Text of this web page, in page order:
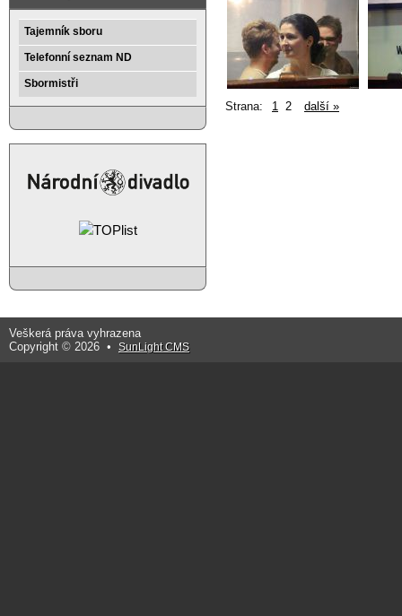
Tajemník sboru
Telefonní seznam ND
Sbormistři
Strana: 1 2 další »
Veškerá práva vyhrazena
Copyright © 2026 • SunLight CMS